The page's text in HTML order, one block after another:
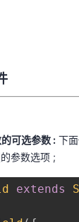
可选参数 : 下
参数选项 ;
extends